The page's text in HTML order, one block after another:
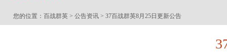
您的位置： 百战群英 > 公告资讯 > 37百战群英8月25日更新公告